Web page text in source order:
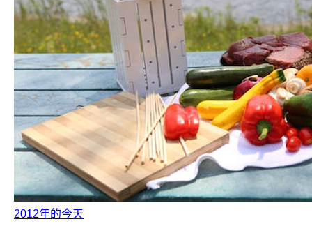
2012年的今天